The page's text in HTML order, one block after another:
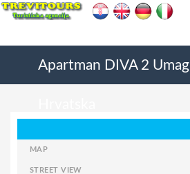
Apartman DIVA 2 Umag
MAP
STREET VIEW